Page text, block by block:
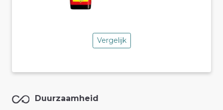
Vergelijk
Duurzaamheid